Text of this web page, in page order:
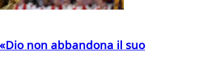
non abbandona il suo